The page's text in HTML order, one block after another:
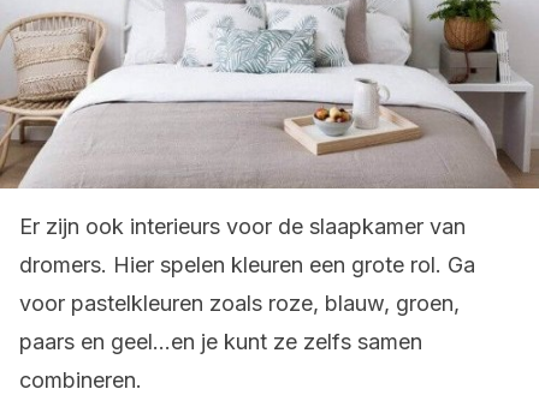
Er zijn ook interieurs voor de slaapkamer van
dromers. Hier spelen kleuren een grote rol. Ga
voor pastelkleuren zoals roze, blauw, groen,
paars en geel…en je kunt ze zelfs samen
combineren.